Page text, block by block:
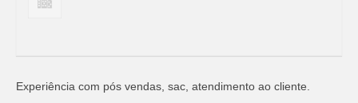
Experiência com pós vendas, sac, atendimento ao cliente.